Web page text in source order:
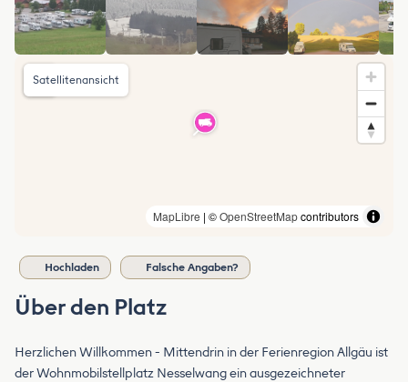
MapLibre | ©OpenStreetMapcontributors
Satellitenansicht
Hochladen Falsche Angaben?
Über den Platz
Herzlichen Willkommen - Mittendrin in der Ferienregion Allgäu ist
der Wohnmobilstellplatz Nesselwang ein ausgezeichneter